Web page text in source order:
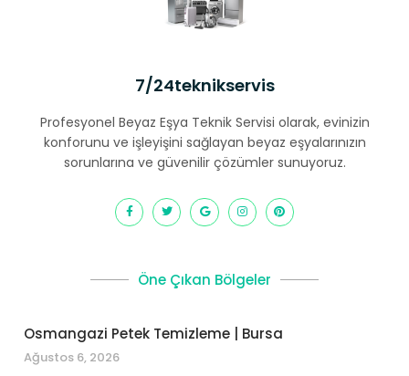
7/24teknikservis
Profesyonel Beyaz Eşya Teknik Servisi olarak, evinizin
konforunu ve işleyişini sağlayan beyaz eşyalarınızın
sorunlarına ve güvenilir çözümler sunuyoruz.
Öne Çıkan Bölgeler
Osmangazi Petek Temizleme | Bursa
Ağustos 6, 2026